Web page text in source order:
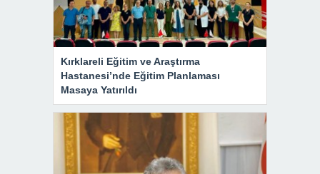
Kırklareli Eğitim ve Araştırma
Hastanesi’nde Eğitim Planlaması
Masaya Yatırıldı